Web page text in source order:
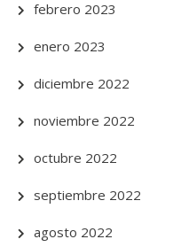
febrero 2023
enero 2023
diciembre 2022
noviembre 2022
octubre 2022
septiembre 2022
agosto 2022